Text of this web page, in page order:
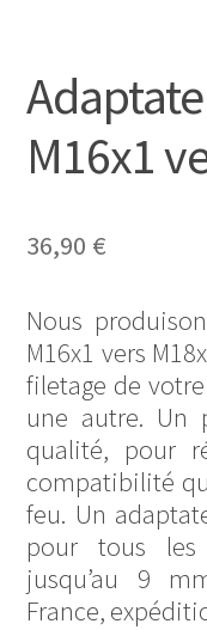
M16x1
36,90 €
Nous
M16x1 vers
filetage de
une autre. Un
qualité, pour
compatibilité
feu. Un
pour tous les
jusqu’au 9
France,